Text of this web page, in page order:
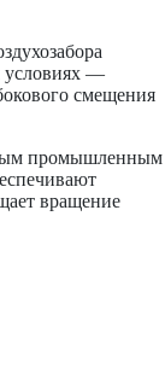
условиях —
смещения
промышленным
вращение